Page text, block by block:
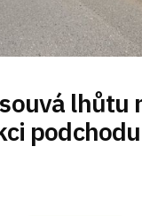
lhůtu